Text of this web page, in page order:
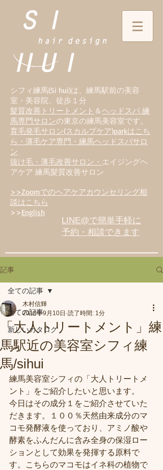
シフィ練馬(Si hui)は、 練馬駅前の美容
室・美容院、徒歩１分
髪質改善トリートメント ＆ヘッドスパ 練
馬専門サロンの東京の練馬美容室です。
育毛発毛サロン(スカルプケア)parkはこち
ら・薄毛ケア専門・練馬ヘッドスパサロ
ン
抜け毛・薄毛改善サロン・ エイジングヘ
アケア 練馬髪質改善サロン
>>Zoomでのヘアケアカウンセリング相
談はこちら
>>English
LINE@で簡単手軽に
予約・相談できます
記事
全ての記事
新しいカタログ
全ての記事
「大人トリートメント」練
馬駅近の美容室シフィ練
馬/sihui
木村信輝
2018年9月10日 読了時間: 1分
練馬美容室シフィの「大人トリートメ
ント」をご紹介したいと思います。
今日はその成分１をご紹介させていた
だきます。１００％天然由来成分のマ
コモ発酵液を使っており、アミノ酸や
酵素をふんだんに含み全身の保湿ロー
ションとして効果を発揮する原料で
す。こちらのマコモはイネ科の植物で